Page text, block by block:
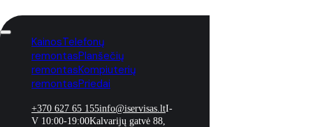
KainosTelefonų
remontasPlanšečių
remontasKompiuterių
remontasPriedai
+370 627 65 155info@iservisas.ltI-
V 10:00-19:00Kalvarijų gatvė 88,